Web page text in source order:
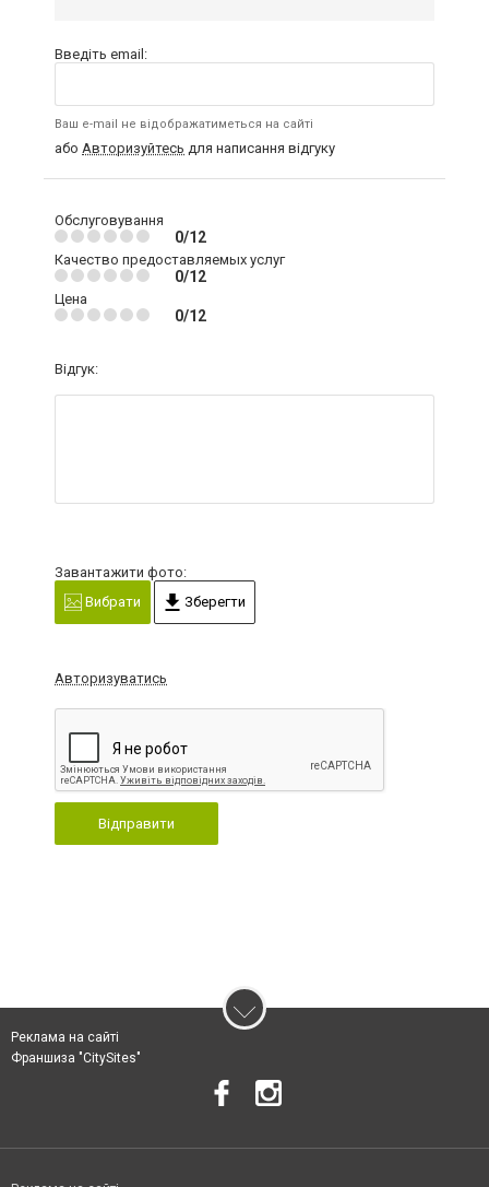
Введіть email:
Ваш e-mail не відображатиметься на сайті
або Авторизуйтесь для написання відгуку
Обслуговування
0/12
Качество предоставляемых услуг
0/12
Цена
0/12
Відгук:
Завантажити фото:
Вибрати
Зберегти
Авторизуватись
Відправити
Реклама на сайті
Франшиза "CitySites"